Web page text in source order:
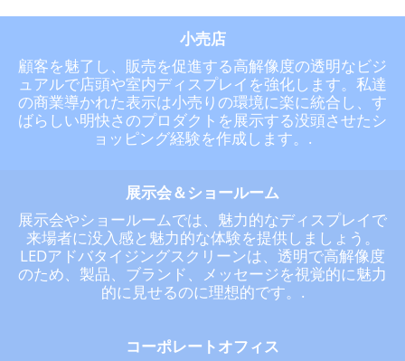
小売店
顧客を魅了し、販売を促進する高解像度の透明なビジ
ュアルで店頭や室内ディスプレイを強化します。私達
の商業導かれた表示は小売りの環境に楽に統合し、す
ばらしい明快さのプロダクトを展示する没頭させたシ
ョッピング経験を作成します。.
展示会＆ショールーム
展示会やショールームでは、魅力的なディスプレイで
来場者に没入感と魅力的な体験を提供しましょう。
LEDアドバタイジングスクリーンは、透明で高解像度
のため、製品、ブランド、メッセージを視覚的に魅力
的に見せるのに理想的です。.
コーポレートオフィス